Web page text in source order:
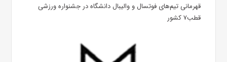
قهرمانی تیم‌های فوتسال و والیبال دانشگاه در جشنواره ورزشی
قطب۷ کشور